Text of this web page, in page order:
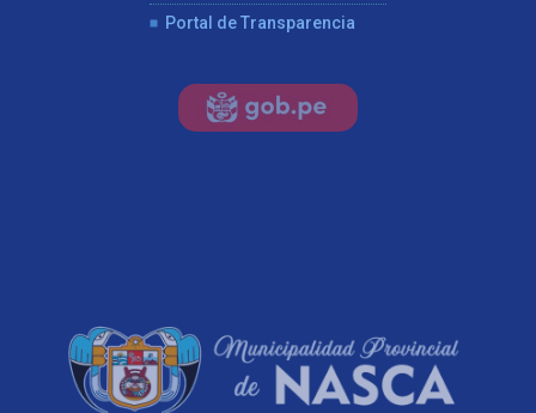
Portal de Transparencia